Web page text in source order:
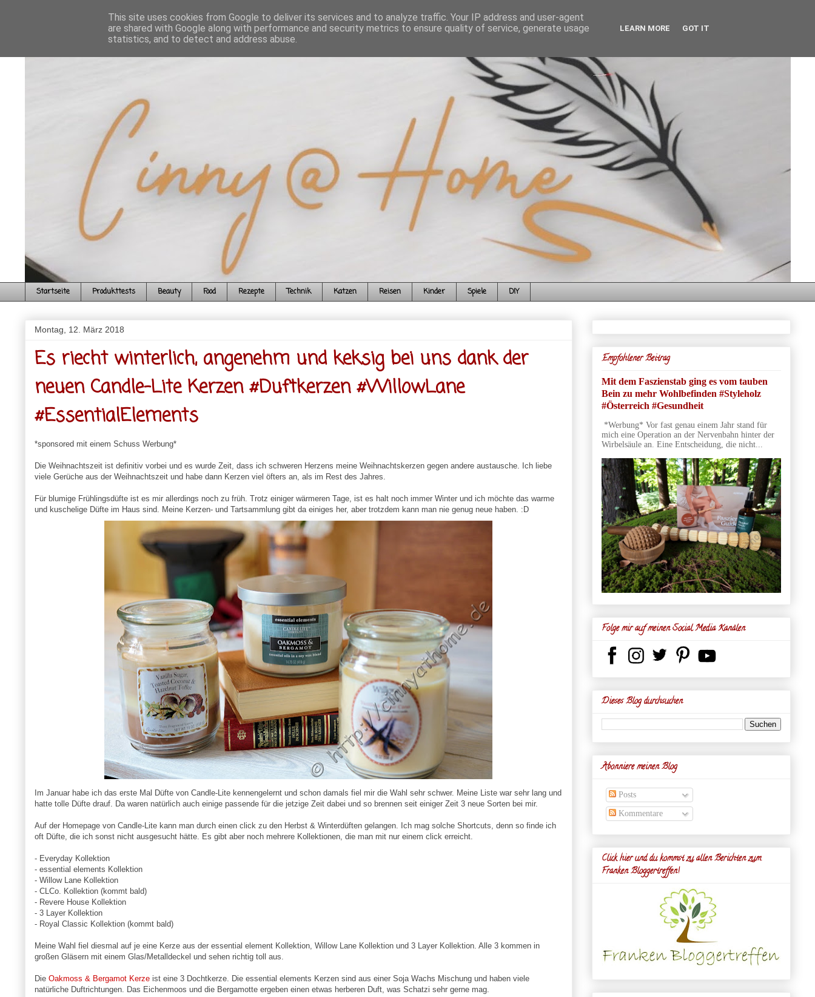
Startseite Produkttests Beauty Food Rezepte Technik Katzen Reisen Kinder Spiele DIY
Montag, 12. März 2018
Es riecht winterlich, angenehm und keksig bei uns dank der
neuen Candle-Lite Kerzen #Duftkerzen #WillowLane
#EssentialElements
*sponsored mit einem Schuss Werbung*
Die Weihnachtszeit ist definitiv vorbei und es wurde Zeit, dass ich schweren Herzens meine Weihnachtskerzen gegen andere austausche. Ich liebe
viele Gerüche aus der Weihnachtszeit und habe dann Kerzen viel öfters an, als im Rest des Jahres.
Für blumige Frühlingsdüfte ist es mir allerdings noch zu früh. Trotz einiger wärmeren Tage, ist es halt noch immer Winter und ich möchte das warme
und kuschelige Düfte im Haus sind. Meine Kerzen- und Tartsammlung gibt da einiges her, aber trotzdem kann man nie genug neue haben. :D
Im Januar habe ich das erste Mal Düfte von Candle-Lite kennengelernt und schon damals fiel mir die Wahl sehr schwer. Meine Liste war sehr lang und
hatte tolle Düfte drauf. Da waren natürlich auch einige passende für die jetzige Zeit dabei und so brennen seit einiger Zeit 3 neue Sorten bei mir.
Auf der Homepage von Candle-Lite kann man durch einen click zu den Herbst & Winterdüften gelangen. Ich mag solche Shortcuts, denn so finde ich
oft Düfte, die ich sonst nicht ausgesucht hätte. Es gibt aber noch mehrere Kollektionen, die man mit nur einem click erreicht.
- Everyday Kollektion
- essential elements Kollektion
- Willow Lane Kollektion
- CLCo. Kollektion (kommt bald)
- Revere House Kollektion
- 3 Layer Kollektion
- Royal Classic Kollektion (kommt bald)
Meine Wahl fiel diesmal auf je eine Kerze aus der essential element Kollektion, Willow Lane Kollektion und 3 Layer Kollektion. Alle 3 kommen in
großen Gläsern mit einem Glas/Metalldeckel und sehen richtig toll aus.
Die Oakmoss & Bergamot Kerzeist eine 3 Dochtkerze. Die essential elements Kerzen sind aus einer Soja Wachs Mischung und haben viele
natürliche Duftrichtungen. Das Eichenmoos und die Bergamotte ergeben einen etwas herberen Duft, was Schatzi sehr gerne mag.
Empfohlener Beitrag
Mit dem Faszienstab ging es vom tauben
Bein zu mehr Wohlbefinden #Styleholz
#Österreich #Gesundheit
*Werbung* Vor fast genau einem Jahr stand für
mich eine Operation an der Nervenbahn hinter der
Wirbelsäule an. Eine Entscheidung, die nicht...
Folge mir auf meinen Social Media Kanälen
Dieses Blog durchsuchen
Abonniere meinen Blog
Posts
Kommentare
Click hier und du kommst zu allen Berichten zum
Franken Bloggertreffen!
This site uses cookies from Google to deliver its services and to analyze traffic. Your IP address and user-agent
are shared with Google along with performance and security metrics to ensure quality of service, generate usage
statistics, and to detect and address abuse.
LEARN MORE GOT IT